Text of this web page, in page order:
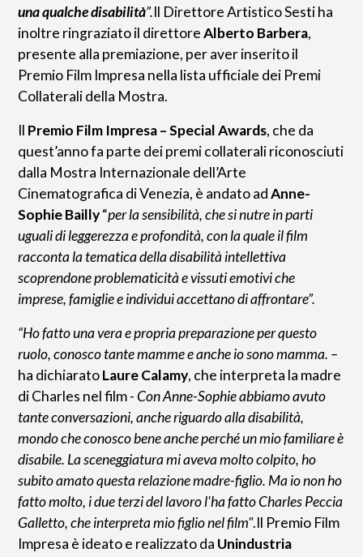
una qualche disabilità”.Il Direttore Artistico Sesti ha
inoltre ringraziato il direttoreAlberto Barbera,
presente alla premiazione, per aver inserito il
Premio Film Impresa nella lista ufficiale dei Premi
Collaterali della Mostra.
Il Premio Film Impresa – Special Awards, che da
quest’anno fa parte dei premi collaterali riconosciuti
dalla Mostra Internazionale dell’Arte
Cinematografica di Venezia, è andato adAnne-
Sophie Bailly“per la sensibilità, che si nutre in parti
uguali di leggerezza e profondità, con la quale il film
racconta la tematica della disabilità intellettiva
scoprendone problematicità e vissuti emotivi che
imprese, famiglie e individui accettano di affrontare”.
“Ho fatto una vera e propria preparazione per questo
ruolo, conosco tante mamme e anche io sono mamma. –
ha dichiaratoLaure Calamy, che interpreta la madre
di Charles nel film -Con Anne-Sophie abbiamo avuto
tante conversazioni, anche riguardo alla disabilità,
mondo che conosco bene anche perché un mio familiare è
disabile. La sceneggiatura mi aveva molto colpito, ho
subito amato questa relazione madre-figlio. Ma io non ho
fatto molto, i due terzi del lavoro l'ha fatto Charles Peccia
Galletto, che interpreta mio figlio nel film".Il Premio Film
Impresa è ideato e realizzato da Unindustria